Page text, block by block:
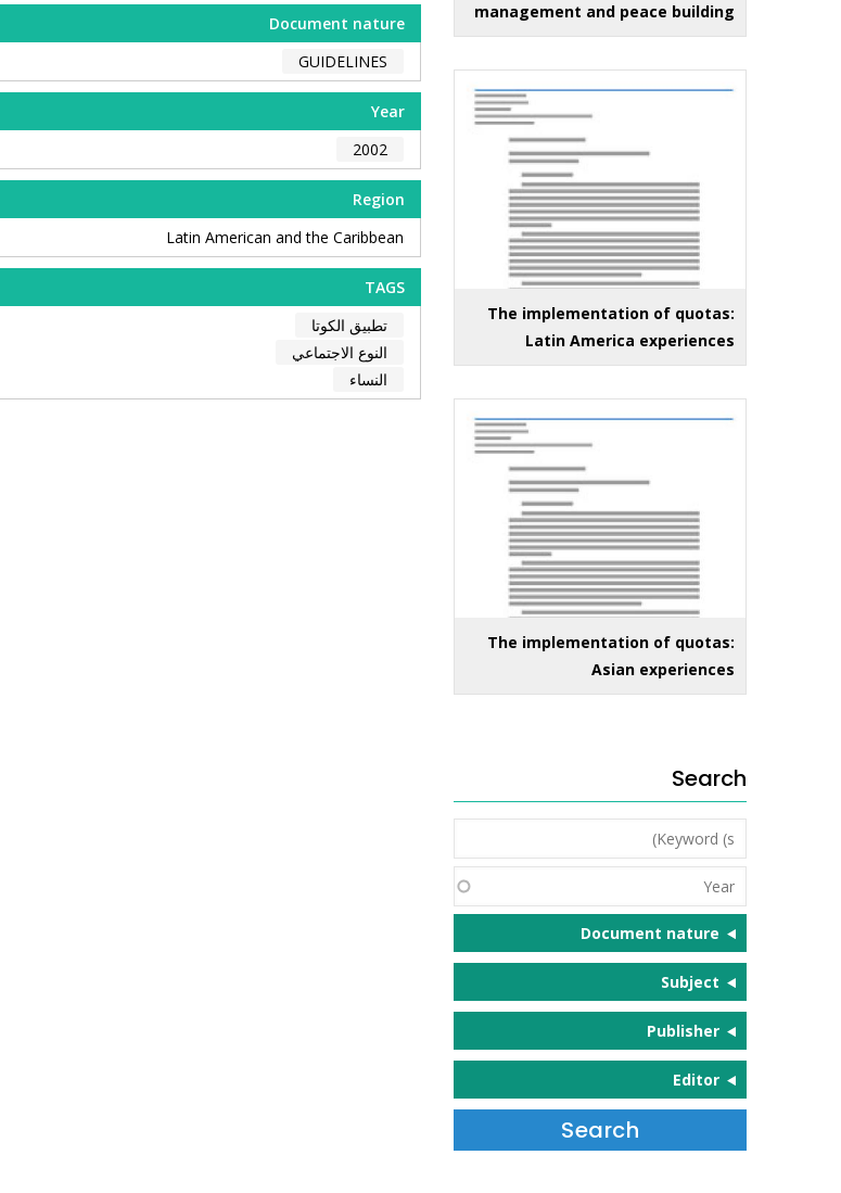
Document nature
GUIDELINES
Year
2002
Region
Latin American and the Caribbean
TAGS
تطبيق الكوتا
النوع الاجتماعي
النساء
management and peace building
The implementation of quotas:
Latin America experiences
The implementation of quotas:
Asian experiences
Search
Keyword
(s)
Year
Document nature
Subject
Publisher
Editor